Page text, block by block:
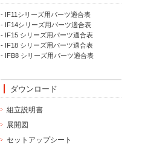
- IF11シリーズ用パーツ適合表
- IF14シリーズ用パーツ適合表
- IF15 シリーズ用パーツ適合表
- IF18 シリーズ用パーツ適合表
- IFB8 シリーズ用パーツ適合表
ダウンロード
組立説明書
展開図
セットアップシート